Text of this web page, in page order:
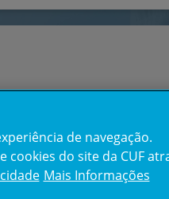
de navegação.
do site da CUF
Mais Informações